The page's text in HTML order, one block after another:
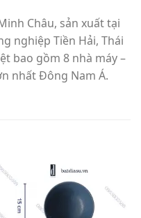
Châu, sản xuất tại
nghiệp Tiền Hải, Thái
bao gồm 8 nhà máy –
nhất Đông Nam Á.